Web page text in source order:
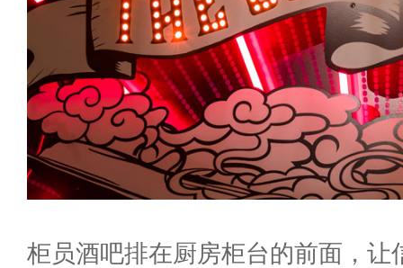
柜员酒吧排在厨房柜台的前面，让